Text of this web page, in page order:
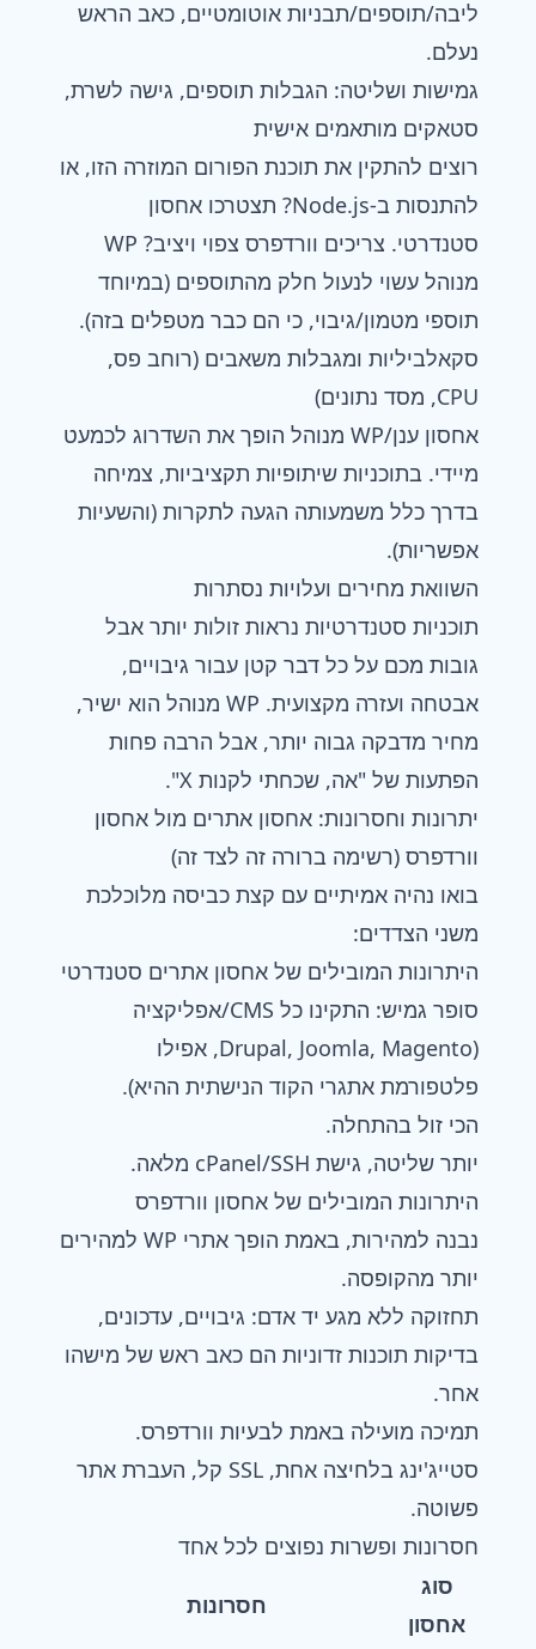
ליבה/תוספים/תבניות אוטומטיים, כאב הראש
נעלם.
גמישות ושליטה: הגבלות תוספים, גישה לשרת,
סטאקים מותאמים אישית
רוצים להתקין את תוכנת הפורום המוזרה הזו, או
להתנסות ב-Node.js? תצטרכו אחסון
סטנדרטי. צריכים וורדפרס צפוי ויציב? WP
מנוהל עשוי לנעול חלק מהתוספים (במיוחד
תוספי מטמון/גיבוי, כי הם כבר מטפלים בזה).
סקאלביליות ומגבלות משאבים (רוחב פס,
CPU, מסד נתונים)
אחסון ענן/WP מנוהל הופך את השדרוג לכמעט
מיידי. בתוכניות שיתופיות תקציביות, צמיחה
בדרך כלל משמעותה הגעה לתקרות (והשעיות
אפשריות).
השוואת מחירים ועלויות נסתרות
תוכניות סטנדרטיות נראות זולות יותר אבל
גובות מכם על כל דבר קטן עבור גיבויים,
אבטחה ועזרה מקצועית. WP מנוהל הוא ישיר,
מחיר מדבקה גבוה יותר, אבל הרבה פחות
הפתעות של "אה, שכחתי לקנות X".
יתרונות וחסרונות: אחסון אתרים מול אחסון
וורדפרס (רשימה ברורה זה לצד זה)
בואו נהיה אמיתיים עם קצת כביסה מלוכלכת
משני הצדדים:
היתרונות המובילים של אחסון אתרים סטנדרטי
סופר גמיש: התקינו כל CMS/אפליקציה
(Drupal, Joomla, Magento, אפילו
פלטפורמת אתגרי הקוד הנישתית ההיא).
הכי זול בהתחלה.
יותר שליטה, גישת cPanel/SSH מלאה.
היתרונות המובילים של אחסון וורדפרס
נבנה למהירות, באמת הופך אתרי WP למהירים
יותר מהקופסה.
תחזוקה ללא מגע יד אדם: גיבויים, עדכונים,
בדיקות תוכנות זדוניות הם כאב ראש של מישהו
אחר.
תמיכה מועילה באמת לבעיות וורדפרס.
סטייג'ינג בלחיצה אחת, SSL קל, העברת אתר
פשוטה.
חסרונות ופשרות נפוצים לכל אחד
סוג
אחסון
חסרונות